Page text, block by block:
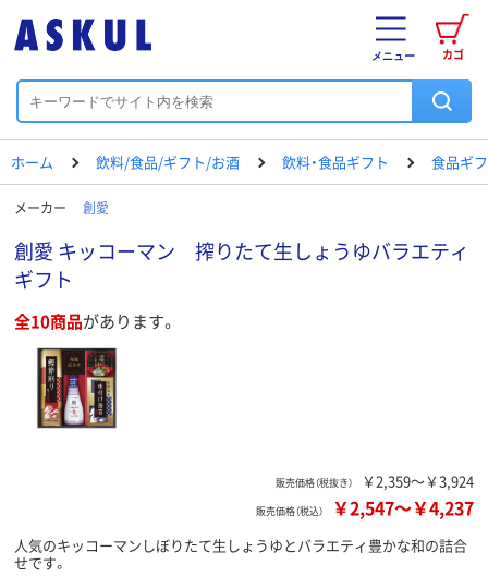
カゴ
メニュー
ホーム 飲料/食品/ギフト/お酒 飲料・食品ギフト 食品ギ
メーカー 創愛
創愛 キッコーマン 搾りたて生しょうゆバラエティ
ギフト
全10商品があります。
販売価格（税抜き） ￥2,359～￥3,924
販売価格（税込） ￥2,547～￥4,237
人気のキッコーマンしぼりたて生しょうゆとバラエティ豊かな和の詰合
せです。